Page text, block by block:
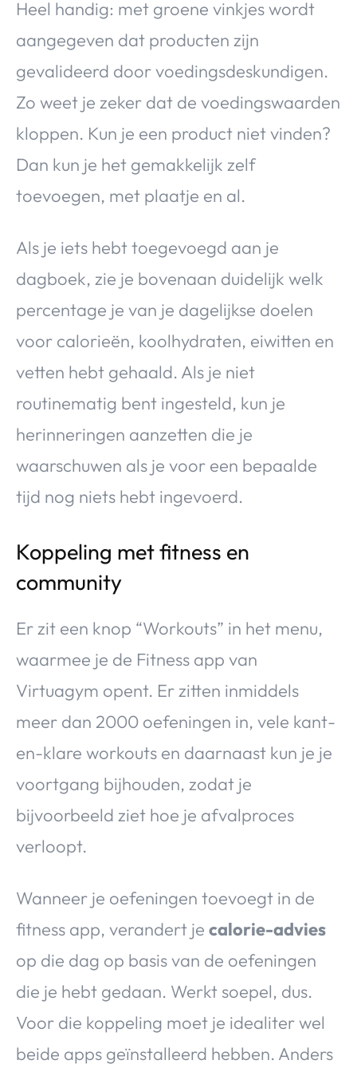
Heel handig: met groene vinkjes wordt
aangegeven dat producten zijn
gevalideerd door voedingsdeskundigen.
Zo weet je zeker dat de voedingswaarden
kloppen. Kun je een product niet vinden?
Dan kun je het gemakkelijk zelf
toevoegen, met plaatje en al.
Als je iets hebt toegevoegd aan je
dagboek, zie je bovenaan duidelijk welk
percentage je van je dagelijkse doelen
voor calorieën, koolhydraten, eiwitten en
vetten hebt gehaald. Als je niet
routinematig bent ingesteld, kun je
herinneringen aanzetten die je
waarschuwen als je voor een bepaalde
tijd nog niets hebt ingevoerd.
Koppeling met fitness en
community
Er zit een knop “Workouts” in het menu,
waarmee je de Fitness app van
Virtuagym opent. Er zitten inmiddels
meer dan 2000 oefeningen in, vele kant-
en-klare workouts en daarnaast kun je je
voortgang bijhouden, zodat je
bijvoorbeeld ziet hoe je afvalproces
verloopt.
Wanneer je oefeningen toevoegt in de
fitness app, verandert je calorie-advies
op die dag op basis van de oefeningen
die je hebt gedaan. Werkt soepel, dus.
Voor die koppeling moet je idealiter wel
beide apps geïnstalleerd hebben. Anders